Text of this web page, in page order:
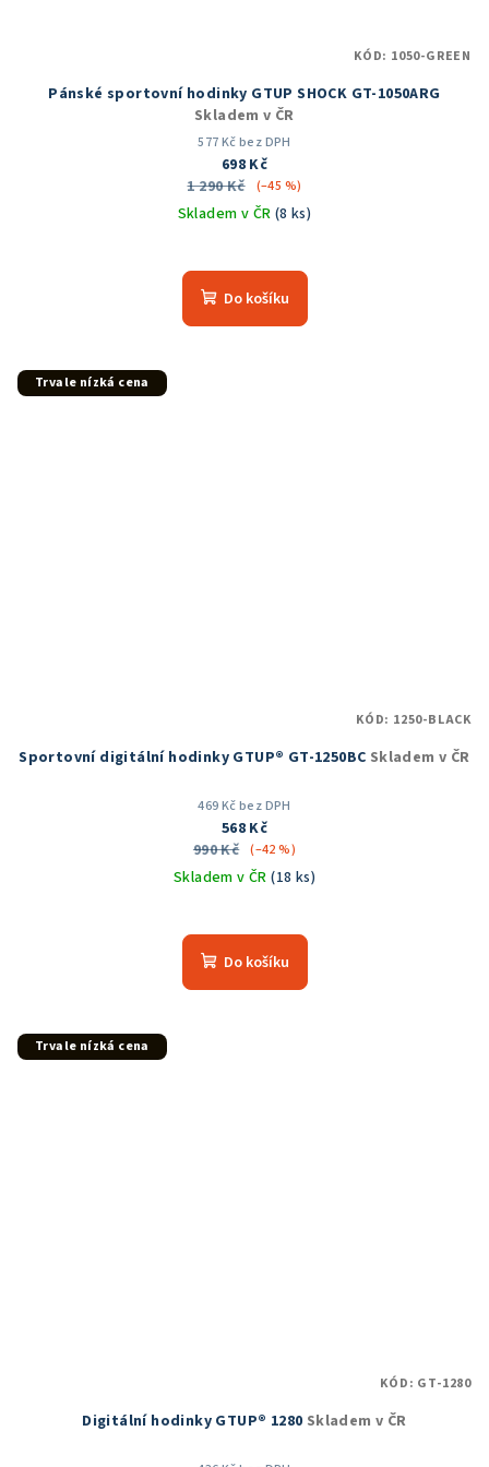
Pánské sportovní hodinky GTUP SHOCK GT-1050ARG
Skladem v ČR
577 Kč bez DPH
698 Kč
1 290 Kč
(–45 %)
Skladem v ČR (8 ks)
hodnocení
produktu
Do košíku
KÓD: 1050-GREEN
Trvale nízká cena
Sportovní digitální hodinky GTUP® GT-1250BC Skladem v ČR
469 Kč bez DPH
568 Kč
990 Kč (–42 %)
Skladem v ČR(18 ks)
hodnocení
produktu
Do košíku
KÓD: 1250-BLACK
Trvale nízká cena
Digitální hodinky GTUP® 1280 Skladem v ČR
KÓD: GT-1280